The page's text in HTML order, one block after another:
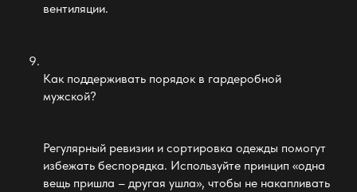
вентиляции.
Как поддерживать порядок в гардеробной
мужской?
Регулярный ревизии и сортировка одежды помогут
избежать беспорядка. Используйте принцип «одна
вещь пришла – другая ушла», чтобы не накапливать